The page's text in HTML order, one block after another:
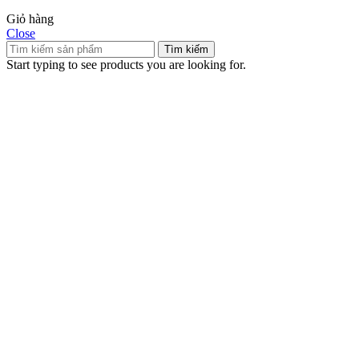
Giỏ hàng
Close
Tìm kiếm
Start typing to see products you are looking for.